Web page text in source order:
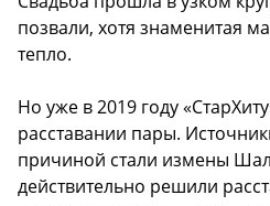
позвали, хотя знаменитая
тепло.
Но уже в 2019 году
расставании пары.
причиной стали измены
действительно решили